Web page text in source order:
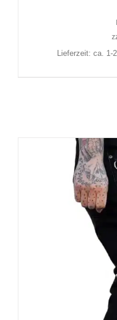
Lieferzeit: ca. 1-